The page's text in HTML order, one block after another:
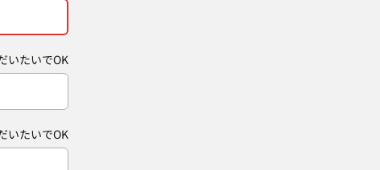
いたいでOK
いたいでOK